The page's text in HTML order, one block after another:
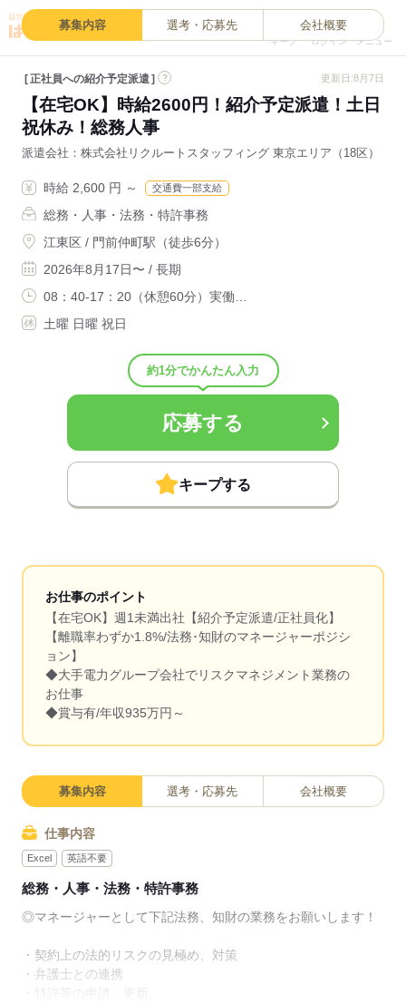
キープ ログイン メニュー
募集内容 選考・応募先 会社概要
正社員への紹介予定派遣 ? 更新日:8月7日
【在宅OK】時給2600円！紹介予定派遣！土日
祝休み！総務人事
派遣会社 株式会社リクルートスタッフィング 東京エリア（18区）
時給 2,600 円 ～ 交通費一部支給
総務・人事・法務・特許事務
江東区 / 門前仲町駅（徒歩6分）
2026年8月17日〜 / 長期
08：40-17：20（休憩60分）実働…
土曜 日曜 祝日
約1分でかんたん入力
応募する
キープする
お仕事のポイント
【在宅OK】週1未満出社【紹介予定派遣/正社員化】
【離職率わずか1.8%/法務･知財のマネージャーポジシ
ョン】
◆大手電力グループ会社でリスクマネジメント業務の
お仕事
◆賞与有/年収935万円～
募集内容 選考・応募先 会社概要
仕事内容
Excel 英語不要
総務・人事・法務・特許事務
◎マネージャーとして下記法務、知財の業務をお願いします！
・契約上の法的リスクの見極め、対策
・弁護士との連携